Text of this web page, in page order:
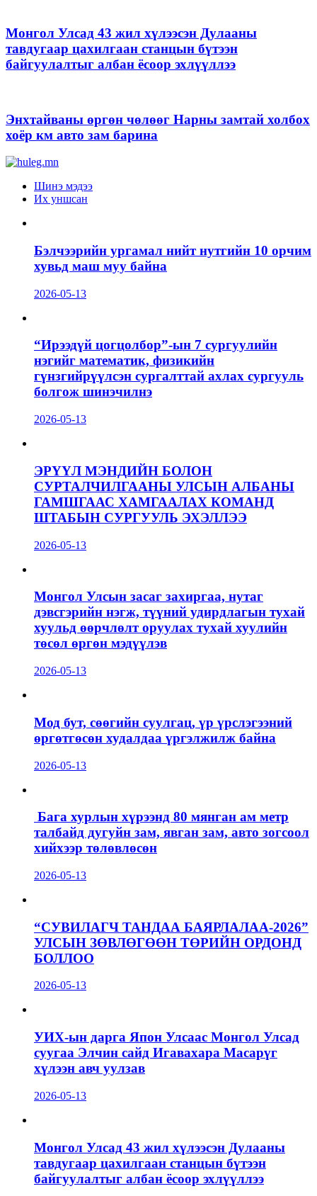
Монгол Улсад 43 жил хүлээсэн Дулааны
тавдугаар цахилгаан станцын бүтээн
байгуулалтыг албан ёсоор эхлүүллээ
Энхтайваны өргөн чөлөөг Нарны замтай холбох
хоёр км авто зам барина
Шинэ мэдээ
Их уншсан
Бэлчээрийн ургамал нийт нутгийн 10 орчим
хувьд маш муу байна
2026-05-13
“Ирээдүй цогцолбор”-ын 7 сургуулийн
нэгийг математик, физикийн
гүнзгийрүүлсэн сургалттай ахлах сургууль
болгож шинэчилнэ
2026-05-13
ЭРҮҮЛ МЭНДИЙН БОЛОН
СУРТАЛЧИЛГААНЫ УЛСЫН АЛБАНЫ
ГАМШГААС ХАМГААЛАХ КОМАНД
ШТАБЫН СУРГУУЛЬ ЭХЭЛЛЭЭ
2026-05-13
Монгол Улсын засаг захиргаа, нутаг
дэвсгэрийн нэгж, түүний удирдлагын тухай
хуульд өөрчлөлт оруулах тухай хуулийн
төсөл өргөн мэдүүлэв
2026-05-13
Мод бут, сөөгийн суулгац, үр үрслэгээний
өргөтгөсөн худалдаа үргэлжилж байна
2026-05-13
Бага хурлын хүрээнд 80 мянган ам метр
талбайд дугуйн зам, явган зам, авто зогсоол
хийхээр төлөвлөсөн
2026-05-13
“СУВИЛАГЧ ТАНДАА БАЯРЛАЛАА-2026”
УЛСЫН ЗӨВЛӨГӨӨН ТӨРИЙН ОРДОНД
БОЛЛОО
2026-05-13
УИХ-ын дарга Япон Улсаас Монгол Улсад
суугаа Элчин сайд Игавахара Масарүг
хүлээн авч уулзав
2026-05-13
Монгол Улсад 43 жил хүлээсэн Дулааны
тавдугаар цахилгаан станцын бүтээн
байгуулалтыг албан ёсоор эхлүүллээ